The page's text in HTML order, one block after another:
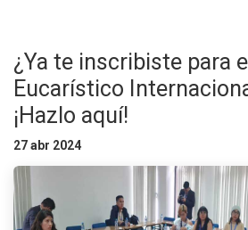
¿Ya te inscribiste para
Eucarístico
¡Hazlo aquí!
27 abr 2024